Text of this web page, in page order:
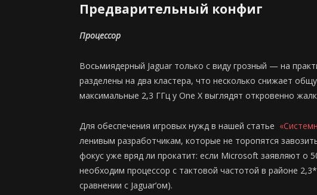
Предварительный конфиг
Процессор
Восьмиядерный Jaguar только с виду грозный — на
разделены на два кластера, что несколько снижает
максимальные 2,3 ГГц у One X выглядят откровенно
Для обеспечения игровых нужд в нашей статье
ленивым разработчикам, которые не торопятся
фокус уже вряд ли прокатит: если Microsoft заявляют о
необходим процессор с тактовой частотой в районе
сравнении с Jaguar’ом).